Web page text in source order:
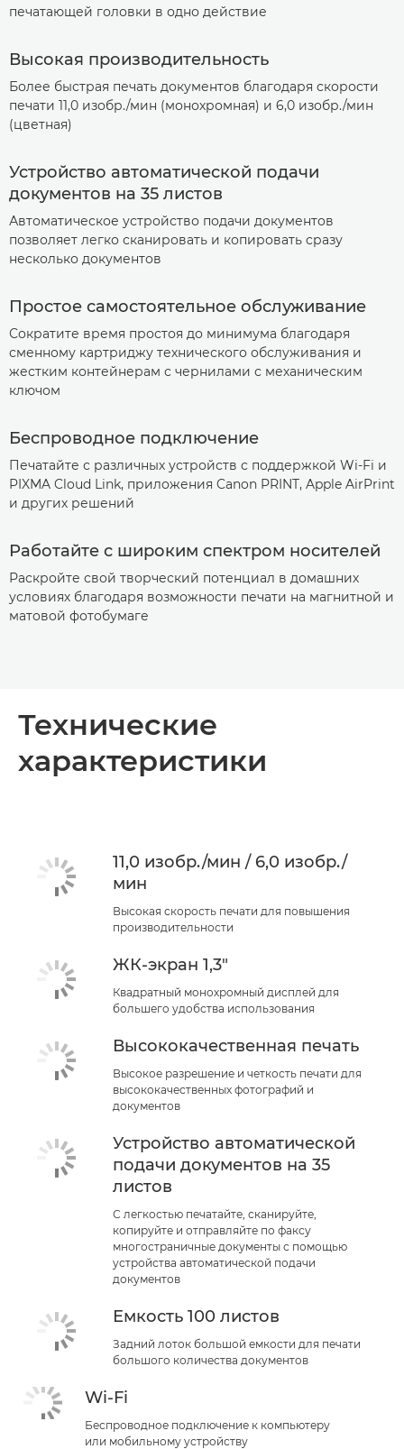
печатающей головки в одно действие
Высокая производительность
Более быстрая печать документов благодаря скорости
печати 11,0 изобр./мин (монохромная) и 6,0 изобр./мин
(цветная)
Устройство автоматической подачи
документов на 35 листов
Автоматическое устройство подачи документов
позволяет легко сканировать и копировать сразу
несколько документов
Простое самостоятельное обслуживание
Сократите время простоя до минимума благодаря
сменному картриджу технического обслуживания и
жестким контейнерам с чернилами с механическим
ключом
Беспроводное подключение
Печатайте с различных устройств с поддержкой Wi-Fi и
PIXMA Cloud Link, приложения Canon PRINT, Apple AirPrint
и других решений
Работайте с широким спектром носителей
Раскройте свой творческий потенциал в домашних
условиях благодаря возможности печати на магнитной и
матовой фотобумаге
Технические
характеристики
11,0 изобр./мин / 6,0 изобр./
мин
Высокая скорость печати для повышения
производительности
ЖК-экран 1,3"
Квадратный монохромный дисплей для
большего удобства использования
Высококачественная печать
Высокое разрешение и четкость печати для
высококачественных фотографий и
документов
Устройство автоматической
подачи документов на 35
листов
С легкостью печатайте, сканируйте,
копируйте и отправляйте по факсу
многостраничные документы с помощью
устройства автоматической подачи
документов
Емкость 100 листов
Задний лоток большой емкости для печати
большого количества документов
Wi-Fi
Беспроводное подключение к компьютеру
или мобильному устройству